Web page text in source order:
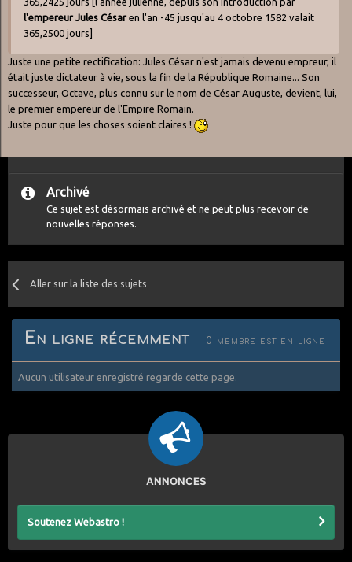
l'empereur Jules Césaren l'an -45 jusqu'au 4 octobre 1582 valait
365,2500 jours]
Juste une petite rectification: Jules César n'est jamais devenu empreur, il
était juste dictateur à vie, sous la fin de la République Romaine... Son
successeur, Octave, plus connu sur le nom de César Auguste, devient, lui,
le premier empereur de l'Empire Romain.
Juste pour que les choses soient claires !
Archivé
Ce sujet est désormais archivé et ne peut plus recevoir de
nouvelles réponses.
Aller sur la liste des sujets
En ligne récemment 0 membre est en ligne
Aucun utilisateur enregistré regarde cette page.
ANNONCES
Soutenez Webastro !